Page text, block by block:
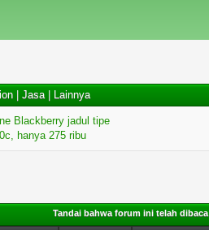
|Jasa| Lainnya
Blackberry jadul tipe
hanya 275 ribu
Tandai bahwa forum ini telah dibaca